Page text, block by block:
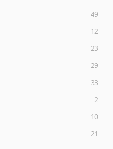
49
12
23
29
33
2
10
21